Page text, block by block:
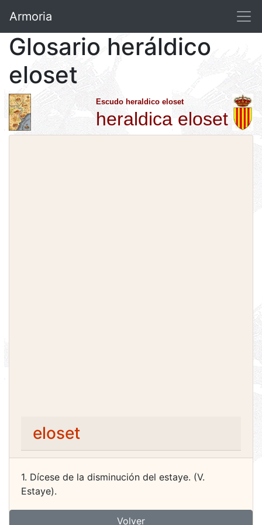
Armoria
Glosario heráldico
eloset
Escudo heraldico eloset
heraldica eloset
eloset
1. Dícese de la disminución del estaye. (V.
Estaye).
Volver